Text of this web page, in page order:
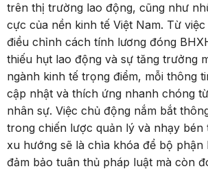
trên thị trường lao động, cũng như
cực của nền kinh tế Việt Nam. Từ
điều chỉnh cách tính lương đóng
thiếu hụt lao động và sự tăng trưởng
ngành kinh tế trọng điểm, mỗi thông
cập nhật và thích ứng nhanh chóng
nhân sự. Việc chủ động nắm bắt
trong chiến lược quản lý và nhạy bén
xu hướng sẽ là chìa khóa để bộ phận
đảm bảo tuân thủ pháp luật mà còn